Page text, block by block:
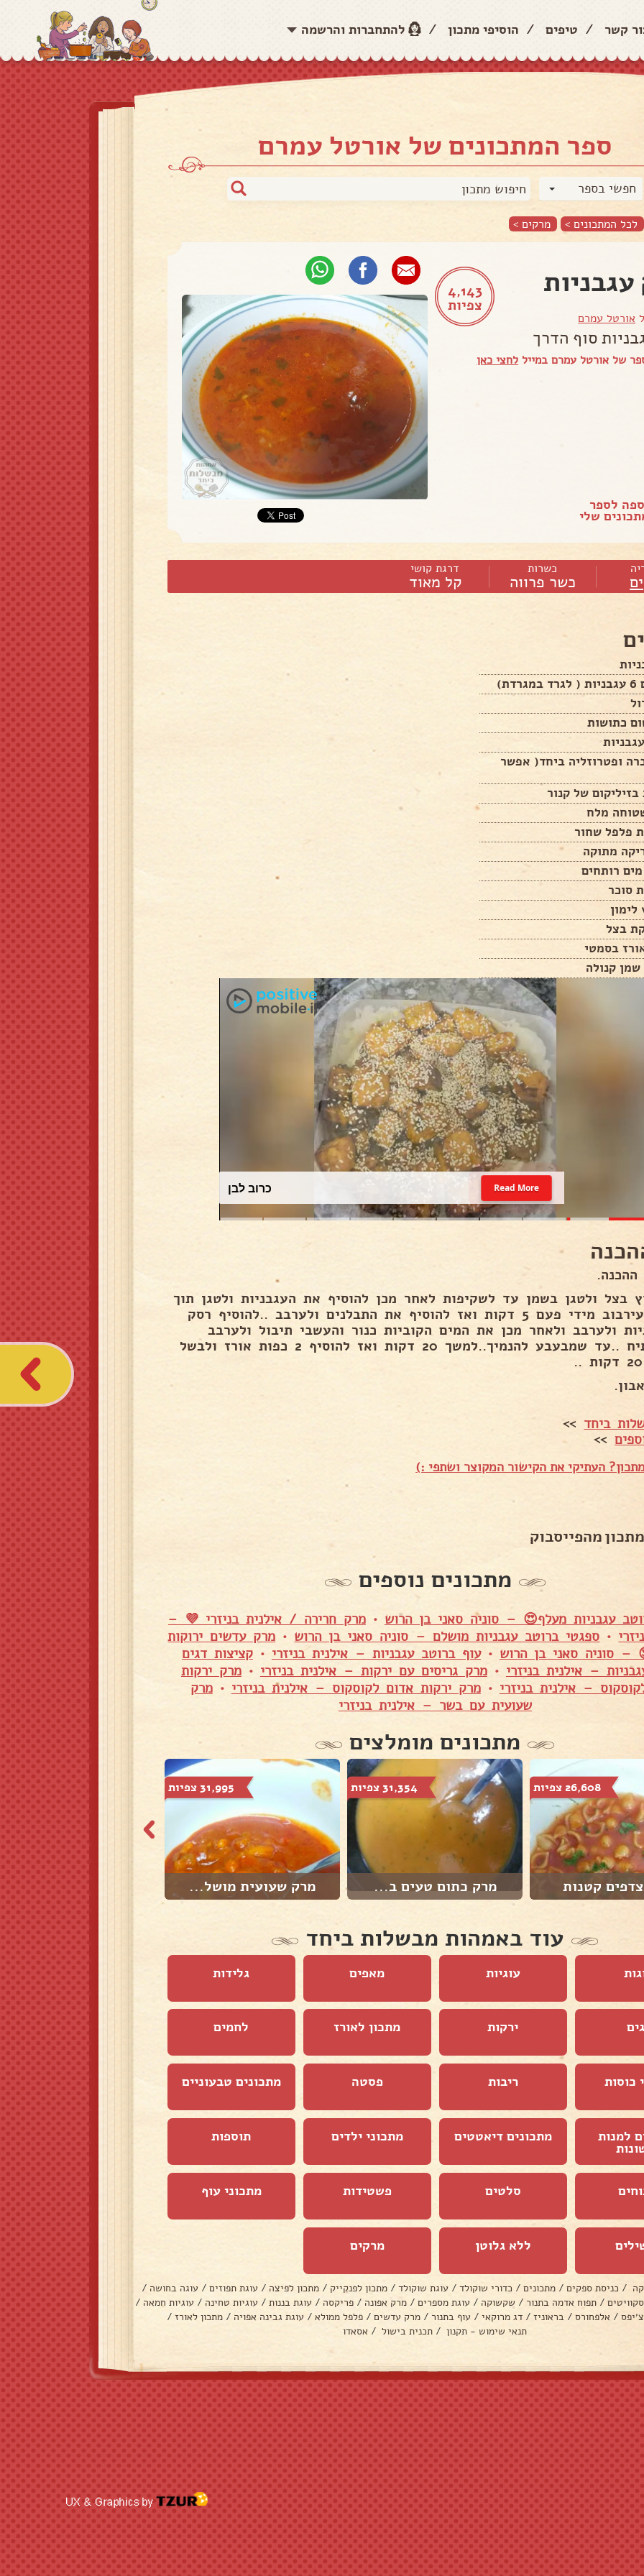
קשר / טיפים / הוסיפי מתכון / להתחברות והרשמה
ספר המתכונים של אורטל עמרם
חפשי בספר
לכל המתכונים > מרקים >
4,143
צפיות
אורטל עמרם
סוף הדרך
של אורטל עמרם במייל לחצי כאן
לספר
שלי
כשרות
כשר פרווה
דרגת קושי
קל מאוד
ופטרוזליה ביחד( אפשר
פלפל שחור
סוכר
קנולה
כרוב לבן Read More
ההכנה.
בצל ולטגן בשמן עד לשקיפות לאחר מכן להוסיף את העגבניות ולטגן תוך
כדי עירבוב מידי פעם 5 דקות ואז להוסיף את התבלנים ולערבב ..להוסיף רסק
ולערבב ולאחר מכן את המים הקוביות כנור והעשבי תיבול ולערבב
להרתיח ..עד שמבעבע להנמיך..למשך 20 דקות ואז להוסיף 2 כפות אורז ולבשל
ביחד>>
>>
העתיקי את הקישור המקוצר ושתפי :)
מהפייסבוק
מתכונים נוספים
עגבניות מעלף😍 – סוניה סאני בן הרוש •מרק חרירה / אילנית בניזרי 💜 –
•ספגטי ברוטב עגבניות מושלם – סוניה סאני בן הרוש•מרק עדשים ירוקות
– סוניה סאני בן הרוש •עוף ברוטב עגבניות – אילנית בניזרי•קציצות דגים
– אילנית בניזרי•מרק גריסים עם ירקות – אילנית בניזרי •מרק ירקות
– אילנית בניזרי •מרק ירקות אדום לקוסקוס – אילנית בניזרי•מרק
שעועית עם בשר – אילנית בניזרי
מתכונים מומלצים
26,608 צפיות
קטנות
31,354 צפיות
מרק כתום טעים ב...
31,995 צפיות
מרק שעועית מושל...
עוד באמהות מבשלות ביחד
עוגיות מאפים גלידות
ירקות מתכון לאורז לחמים
כוסות ריבות פסטה מתכונים טבעוניים
למנות מתכונים דיאטטים מתכוני ילדים תוספות
סלטים פשטידות מתכוני עוף
ללא גלוטן מרקים
/ כניסת ספקים / מתכונים / כדורי שוקולד / עוגת שוקולד / מתכון לפנקייק / מתכון לפיצה / עוגת תפוזים / עוגה בחושה /
/ תפוח אדמה בתנור / שקשוקה / עוגת מספרים / מרק אפונה / פריקסה / עוגת בננות / עוגיות טחינה / עוגיות חמאה /
/ אלפחורס / בראוניז / דג מרוקאי / עוף בתנור / מרק עדשים / פלפל ממולא / עוגת גבינה אפויה / מתכון לאורז /
תנאי שימוש - תקנון / תכנית בישול / אסאדו